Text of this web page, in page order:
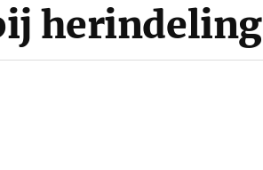
herindeling